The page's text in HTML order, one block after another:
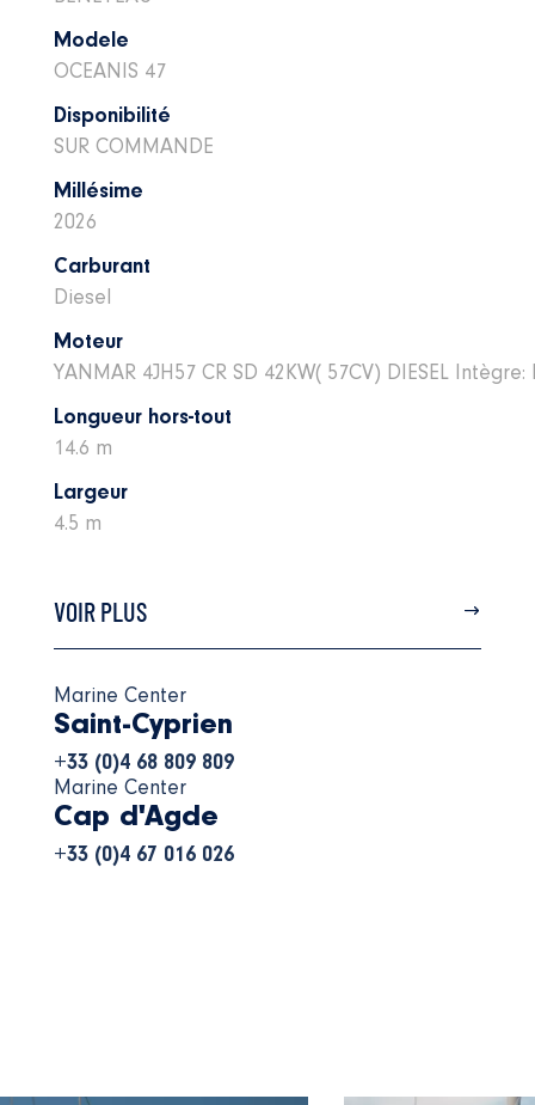
Modele
OCEANIS 47
Disponibilité
SUR COMMANDE
Millésime
2026
Carburant
Diesel
Moteur
YANMAR 4JH57 CR SD 42KW( 57CV) DIESEL
Longueur hors-tout
14.6 m
Largeur
4.5 m
VOIR PLUS
Marine Center
Saint-Cyprien
+33 (0)4 68 809 809
Marine Center
Cap d'Agde
+33 (0)4 67 016 026